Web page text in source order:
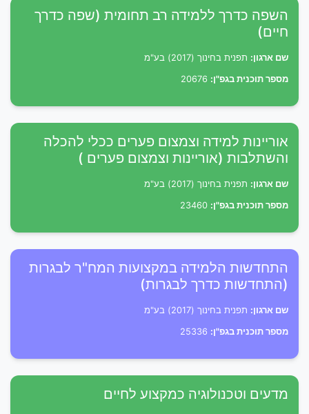
השפה כדרך ללמידה רב תחומית (שפה כדרך
חיים)
שם ארגון: תפנית בחינוך (2017) בע"מ
מספר תוכנית בגפ"ן:
אוריינות למידה וצמצום פערים ככלי להכלה
והשתלבות (אוריינות וצמצום פערים )
שם ארגון: תפנית בחינוך (2017) בע"מ
מספר תוכנית בגפ"ן:
התחדשות הלמידה במקצועות המח"ר לבגרות
(התחדשות כדרך לבגרות)
שם ארגון: תפנית בחינוך (2017) בע"מ
מספר תוכנית בגפ"ן:
מדעים וטכנולוגיה כמקצוע לחיים